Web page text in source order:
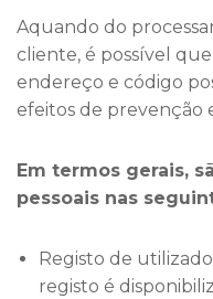
Aquando do
cliente, é possível
endereço e código
efeitos de prevenção
Em termos gerais,
pessoais nas
Registo de
registo é